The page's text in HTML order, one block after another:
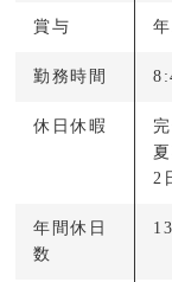
賞与
勤務時間
休日休暇
2
年間休日
数